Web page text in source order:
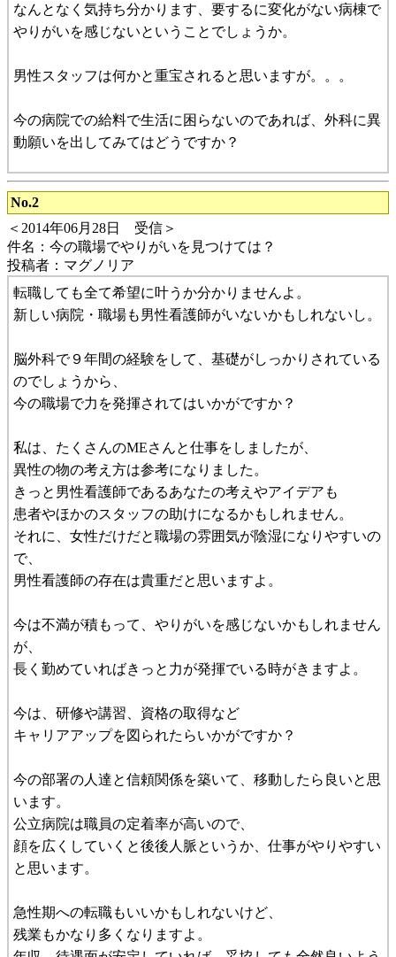
なんとなく気持ち分かります、要するに変化がない病棟で
やりがいを感じないということでしょうか。
男性スタッフは何かと重宝されると思いますが。。。
今の病院での給料で生活に困らないのであれば、外科に異
動願いを出してみてはどうですか？
No.2
＜2014年06月28日 受信＞
件名：今の職場でやりがいを見つけては？
投稿者：マグノリア
転職しても全て希望に叶うか分かりませんよ。
新しい病院・職場も男性看護師がいないかもしれないし。
脳外科で９年間の経験をして、基礎がしっかりされている
のでしょうから、
今の職場で力を発揮されてはいかがですか？
私は、たくさんのMEさんと仕事をしましたが、
異性の物の考え方は参考になりました。
きっと男性看護師であるあなたの考えやアイデアも
患者やほかのスタッフの助けになるかもしれません。
それに、女性だけだと職場の雰囲気が陰湿になりやすいの
で、
男性看護師の存在は貴重だと思いますよ。
今は不満が積もって、やりがいを感じないかもしれません
が、
長く勤めていればきっと力が発揮でいる時がきますよ。
今は、研修や講習、資格の取得など
キャリアアップを図られたらいかがですか？
今の部署の人達と信頼関係を築いて、移動したら良いと思
います。
公立病院は職員の定着率が高いので、
顔を広くしていくと後後人脈というか、仕事がやりやすい
と思います。
急性期への転職もいいかもしれないけど、
残業もかなり多くなりますよ。